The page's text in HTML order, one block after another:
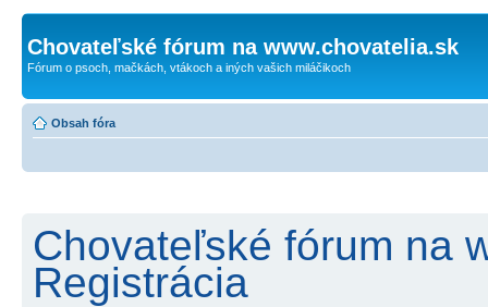
Chovateľské fórum na www.chovatelia.sk
Fórum o psoch, mačkách, vtákoch a iných vašich miláčikoch
Obsah fóra
Chovateľské fórum na
Registrácia